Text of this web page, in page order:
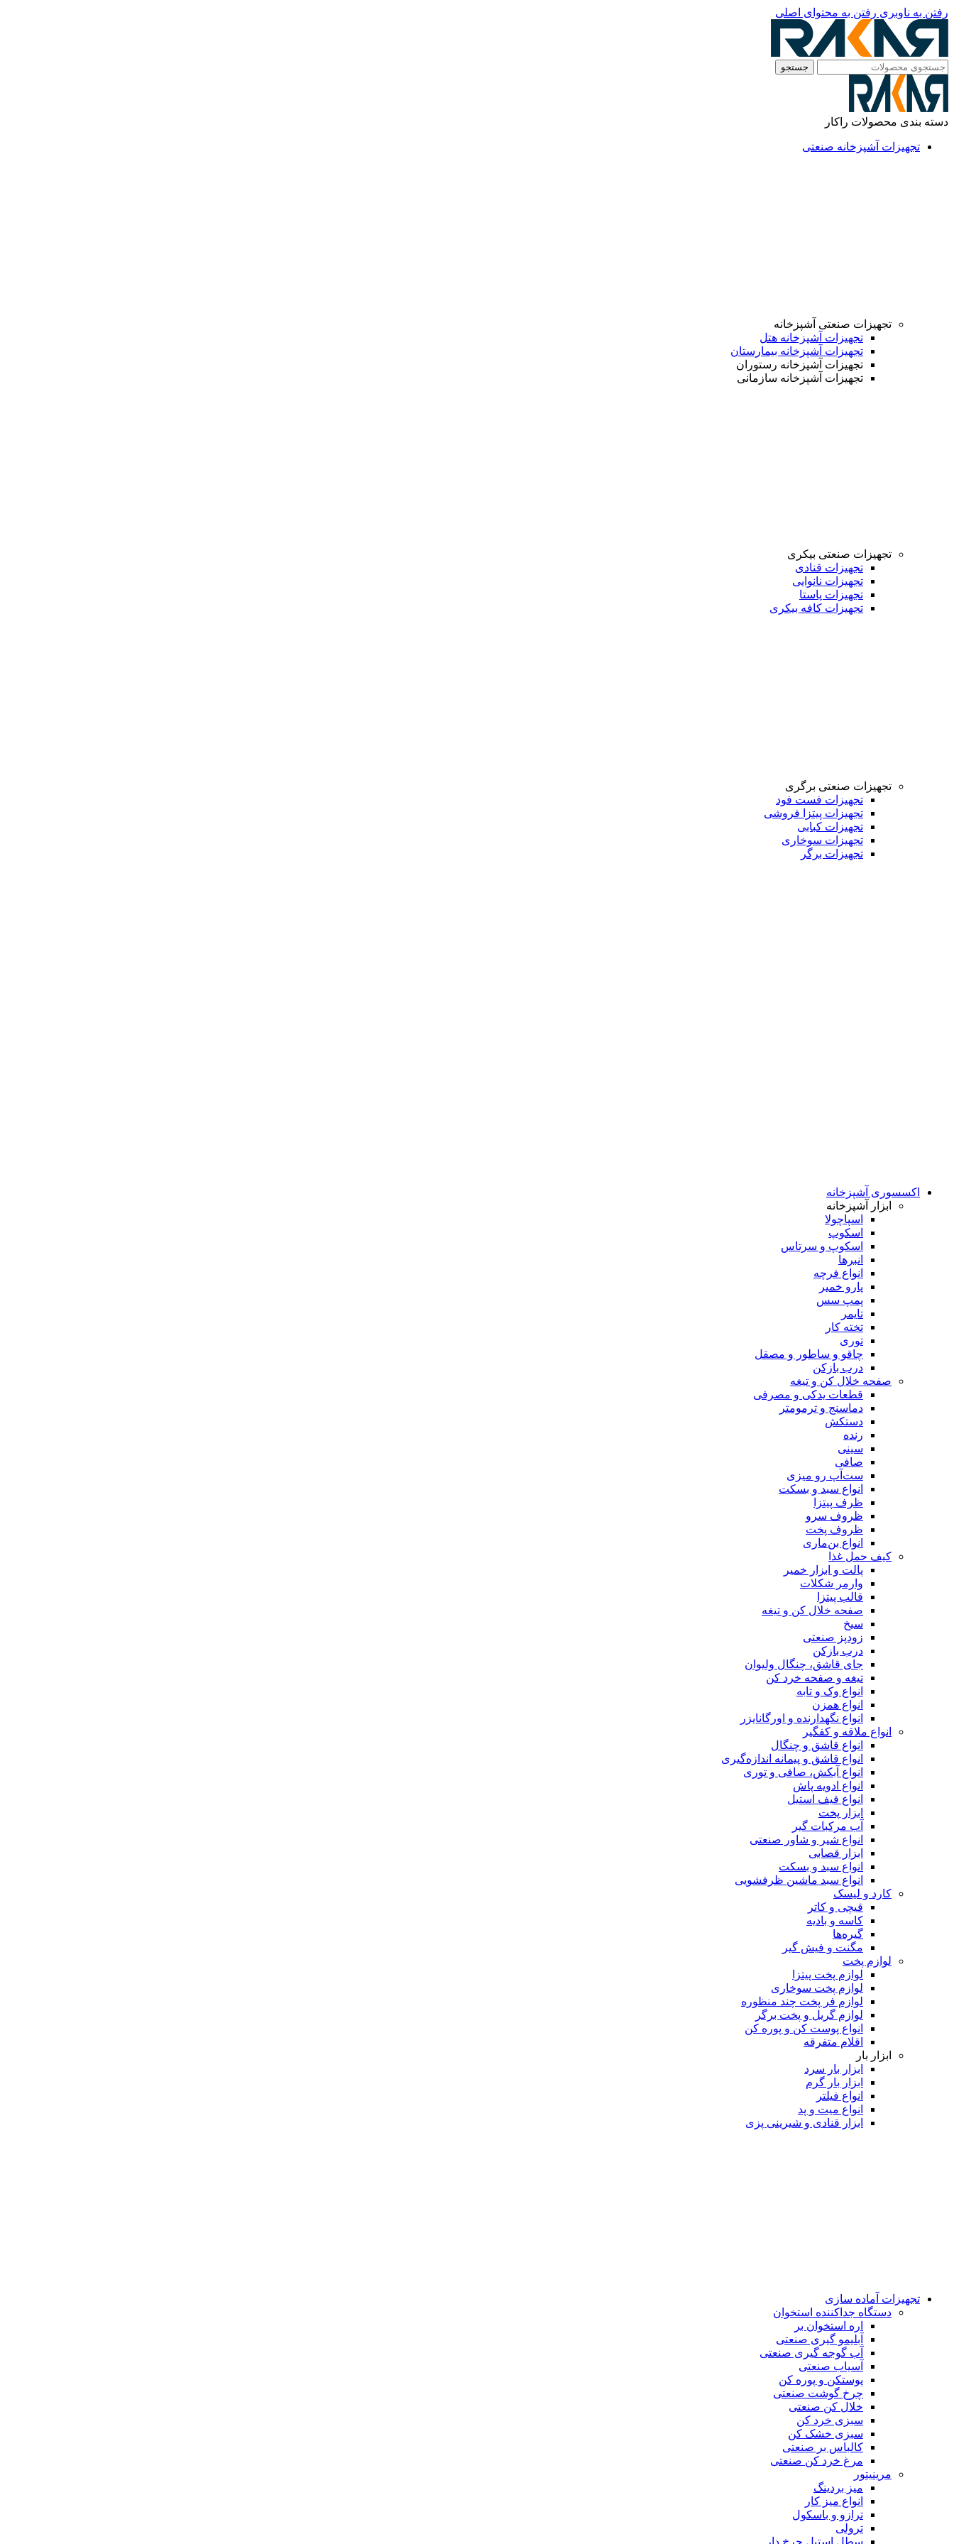
رفتن به ناوبری رفتن به محتوای اصلی
جستجو
دسته بندی محصولات راکار
تجهیزات آشپزخانه صنعتی
تجهیزات صنعتی آشپزخانه
تجهیزات آشپزخانه هتل
تجهیزات آشپزخانه بیمارستان
تجهیزات آشپزخانه رستوران
تجهیزات آشپزخانه سازمانی
تجهیزات صنعتی بیکری
تجهیزات قنادی
تجهیزات نانوایی
تجهیزات پاستا
تجهیزات کافه بیکری
تجهیزات صنعتی برگری
تجهیزات فست فود
تجهیزات پیتزا فروشی
تجهیزات کبابی
تجهیزات سوخاری
تجهیزات برگر
اکسسوری آشپزخانه
ابزار آشپزخانه
اسپاچولا
اسکوپ
اسکوپ و سرتاس
انبرها
انواع فرچه
پارو خمیر
پمپ سس
تایمر
تخته کار
توری
چاقو و ساطور و مصقل
درب بازکن
صفحه خلال کن و تیغه
قطعات یدکی و مصرفی
دماسنج و ترمومتر
دستکش
رنده
سینی
صافی
ست‌آپ رو میزی
انواع سبد و بسکت
ظرف پیتزا
ظروف سرو
ظروف پخت
انواع بن‌ماری
کیف حمل غذا
پالت و ابزار خمیر
وارمر شکلات
قالب پیتزا
صفحه خلال کن و تیغه
سیخ
زودپز صنعتی
درب بازکن
جای قاشق، چنگال ولیوان
تیغه و صفحه خرد کن
انواع وک و تابه
انواع همزن
انواع نگهدارنده و اورگانایزر
انواع ملاقه و کفگیر
انواع قاشق و چنگال
انواع قاشق و پیمانه اندازه‌گیری
انواع آبکش، صافی و توری
انواع ادویه پاش
انواع قیف استیل
ابزار پخت
آب مرکبات گیر
انواع شیر و شاور صنعتی
ابزار قصابی
انواع سبد و بسکت
انواع سبد ماشین ظرفشویی
کارد و لیسک
قیچی و کاتر
کاسه و بادیه
گیره‌ها
مگنت و فیش گیر
لوازم پخت
لوازم پخت پیتزا
لوازم پخت سوخاری
لوازم فر پخت چند منظوره
لوازم گریل و پخت برگر
انواع پوست کن و پوره کن
اقلام متفرقه
ابزار بار
ابزار بار سرد
ابزار بار گرم
انواع فیلتر
انواع میت و پد
ابزار قنادی و شیرینی پزی
تجهیزات آماده سازی
دستگاه جداکننده استخوان
اره استخوان بر
آبلیمو گیری صنعتی
آب گوجه گیری صنعتی
آسیاب صنعتی
پوستکن و پوره کن
چرخ گوشت صنعتی
خلال کن صنعتی
سبزی خرد کن
سبزی خشک کن
کالباس بر صنعتی
مرغ خرد کن صنعتی
مرینیتور
میز بردینگ
انواع میز کار
ترازو و باسکول
ترولی
سطل استیل چرخ دار